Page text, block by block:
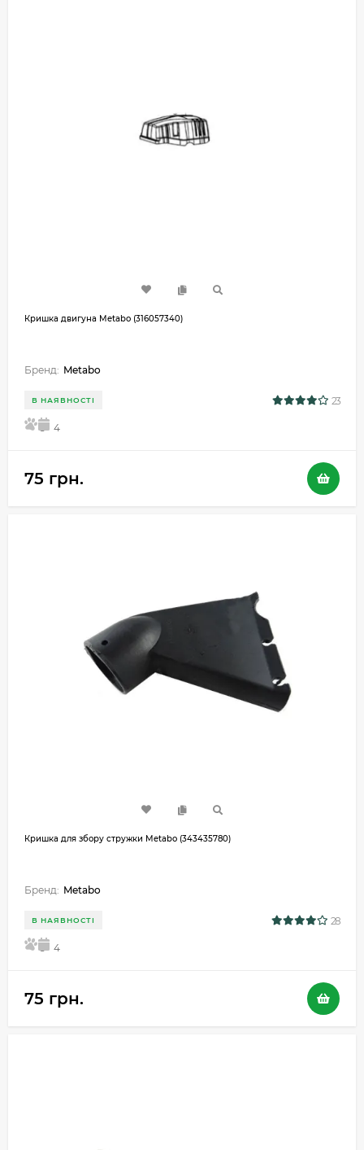
Кришка двигуна Metabo (316057340)
Бренд: Metabo
В НАЯВНОСТІ 23
5 4
75 грн.
Кришка для збору стружки Metabo (343435780)
Бренд: Metabo
В НАЯВНОСТІ 28
5 4
75 грн.